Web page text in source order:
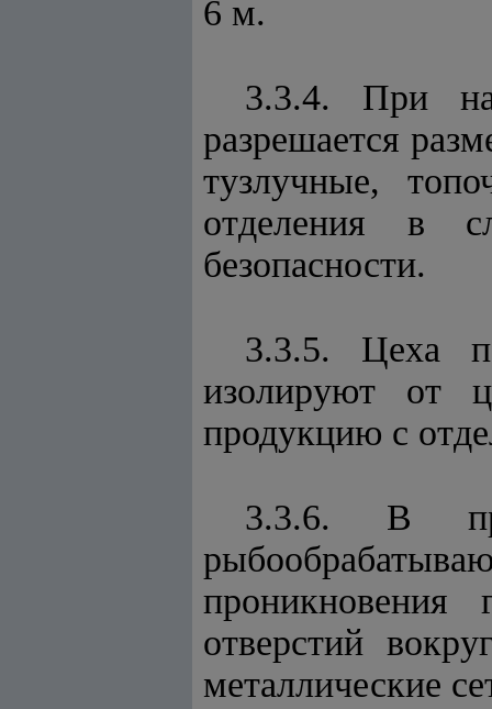
6 м.
3.3.4. При
разрешается
тузлучные,
отделения в
безопасности.
3.3.5. Цеха
изолируют от
продукцию с
3.3.6. В
проникновения
отверстий
металлические